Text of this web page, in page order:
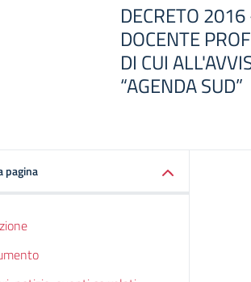
DECRETO
DOCENTE
DI CUI
“AGENDA SUD”
pagina